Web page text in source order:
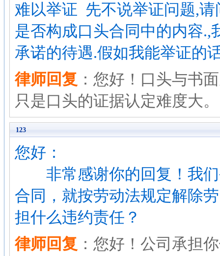
难以举证 先不说举证问题,
是否构成口头合同中的内容.,
承诺的待遇.假如我能举证的
律师回复 ：您好！口头与书
只是口头的证据认定难度大。
123
您好：
非常感谢你的回复！我们
合同，就按劳动法规定解除
担什么违约责任？
律师回复 ：您好！公司承担